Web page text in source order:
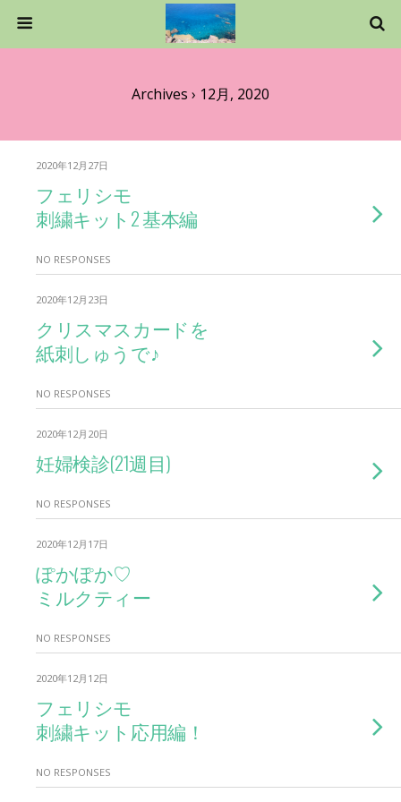
Archives › 12月, 2020
2020年12月27日
フェリシモ
刺繍キット2 基本編
NO RESPONSES
2020年12月23日
クリスマスカードを
紙刺しゅうで♪
NO RESPONSES
2020年12月20日
妊婦検診(21週目)
NO RESPONSES
2020年12月17日
ぽかぽか♡
ミルクティー
NO RESPONSES
2020年12月12日
フェリシモ
刺繍キット応用編！
NO RESPONSES